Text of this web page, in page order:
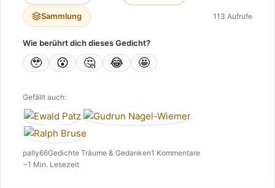
Sammlung 113 Aufrufe
Wie berührt dich dieses Gedicht?
🥹 😮 🤔 😂 🤩
Gefällt auch:
pally66Gedichte Träume & Gedanken1 Kommentare
~1 Min. Lesezeit